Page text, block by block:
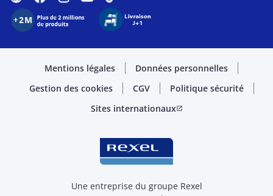
Mentions légales
Données personnelles
Gestion des cookies
CGV
Politique sécurité
Sites internationauxopen_in_new
Une entreprise du groupe Rexel